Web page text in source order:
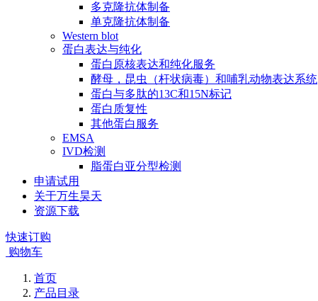
多克隆抗体制备
单克隆抗体制备
Western blot
蛋白表达与纯化
蛋白原核表达和纯化服务
酵母，昆虫（杆状病毒）和哺乳动物表达系统
蛋白与多肽的13C和15N标记
蛋白质复性
其他蛋白服务
EMSA
IVD检测
脂蛋白亚分型检测
申请试用
关于万生昊天
资源下载
快速订购
购物车
首页
产品目录